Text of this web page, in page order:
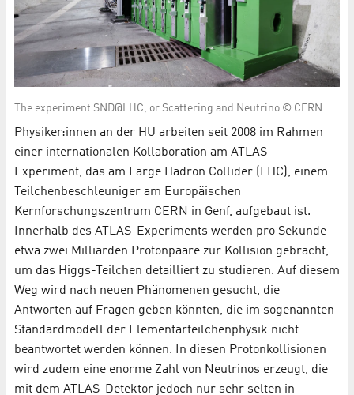
The experiment SND@LHC, or Scattering and Neutrino © CERN
Physiker:innen an der HU arbeiten seit 2008 im Rahmen
einer internationalen Kollaboration am ATLAS-
Experiment, das am Large Hadron Collider (LHC), einem
Teilchenbeschleuniger am Europäischen
Kernforschungszentrum CERN in Genf, aufgebaut ist.
Innerhalb des ATLAS-Experiments werden pro Sekunde
etwa zwei Milliarden Protonpaare zur Kollision gebracht,
um das Higgs-Teilchen detailliert zu studieren. Auf diesem
Weg wird nach neuen Phänomenen gesucht, die
Antworten auf Fragen geben könnten, die im sogenannten
Standardmodell der Elementarteilchenphysik nicht
beantwortet werden können. In diesen Protonkollisionen
wird zudem eine enorme Zahl von Neutrinos erzeugt, die
mit dem ATLAS-Detektor jedoch nur sehr selten in